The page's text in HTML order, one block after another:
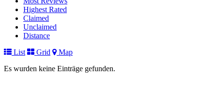
Highest Rated
Claimed
Unclaimed
Distance
List
Grid
Map
Es wurden keine Einträge gefunden.